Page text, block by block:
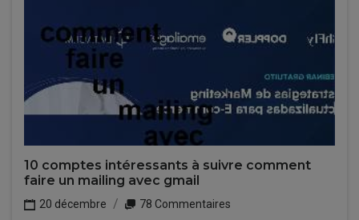
10 comptes intéressants à suivre comment
faire un mailing avec gmail
20 décembre
78 Commentaires